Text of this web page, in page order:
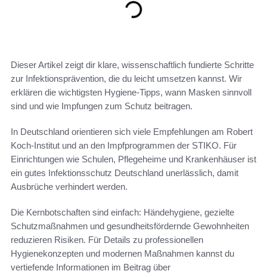
Dieser Artikel zeigt dir klare, wissenschaftlich fundierte Schritte
zur Infektionsprävention, die du leicht umsetzen kannst. Wir
erklären die wichtigsten Hygiene-Tipps, wann Masken sinnvoll
sind und wie Impfungen zum Schutz beitragen.
In Deutschland orientieren sich viele Empfehlungen am Robert
Koch-Institut und an den Impfprogrammen der STIKO. Für
Einrichtungen wie Schulen, Pflegeheime und Krankenhäuser ist
ein gutes Infektionsschutz Deutschland unerlässlich, damit
Ausbrüche verhindert werden.
Die Kernbotschaften sind einfach: Händehygiene, gezielte
Schutzmaßnahmen und gesundheitsfördernde Gewohnheiten
reduzieren Risiken. Für Details zu professionellen
Hygienekonzepten und modernen Maßnahmen kannst du
vertiefende Informationen im Beitrag über